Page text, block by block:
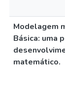
Modelagem
Básica: uma
matemático.